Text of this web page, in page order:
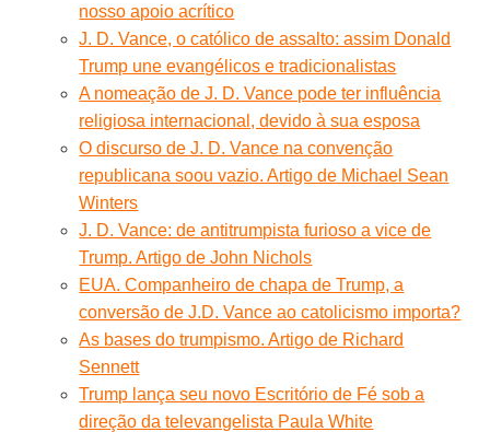
nosso apoio acrítico
J. D. Vance, o católico de assalto: assim Donald
Trump une evangélicos e tradicionalistas
A nomeação de J. D. Vance pode ter influência
religiosa internacional, devido à sua esposa
O discurso de J. D. Vance na convenção
republicana soou vazio. Artigo de Michael Sean
Winters
J. D. Vance: de antitrumpista furioso a vice de
Trump. Artigo de John Nichols
EUA. Companheiro de chapa de Trump, a
conversão de J.D. Vance ao catolicismo importa?
As bases do trumpismo. Artigo de Richard
Sennett
Trump lança seu novo Escritório de Fé sob a
direção da televangelista Paula White